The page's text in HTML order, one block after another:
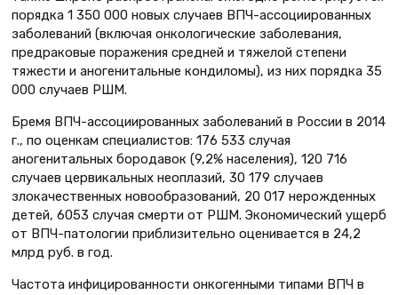
порядка 1 350 000 новых случаев ВПЧ-ассоциированных
заболеваний (включая онкологические заболевания,
предраковые поражения средней и тяжелой степени
тяжести и аногенитальные кондиломы), из них порядка 35
000 случаев РШМ.
Бремя ВПЧ-ассоциированных заболеваний в России в 2014
г., по оценкам специалистов: 176 533 случая
аногенитальных бородавок (9,2% населения), 120 716
случаев цервикальных неоплазий, 30 179 случаев
злокачественных новообразований, 20 017 нерожденных
детей, 6053 случая смерти от РШМ. Экономический ущерб
от ВПЧ-патологии приблизительно оценивается в 24,2
млрд руб. в год.
Частота инфицированности онкогенными типами ВПЧ в